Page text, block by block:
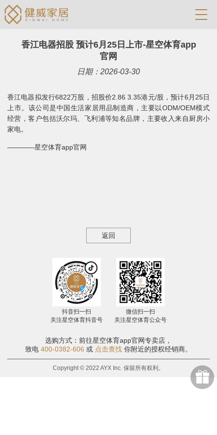
香江电器招股 预计6月25日上市-星空体育app
官网
日期：2026-03-30
香江电器拟发行6822万股，招股价2.86 3.35港元/股，预计6月25日
上市。该公司是中国生活家居用品制造商，主要以ODM/OEM模式
经营，客户包括沃尔玛、飞利浦等知名品牌，主要收入来自厨房小
家电。
————星空体育app官网
返回
抖音扫一扫
关注星空体育抖音号
微信扫一扫
关注星空体育公众号
选购方式：前往星空体育app官网专卖店，
致电 400-0382-606 或 点击查找 你附近的授权经销商。
Copyright © 2022 AYX Inc. 保留所有权利。